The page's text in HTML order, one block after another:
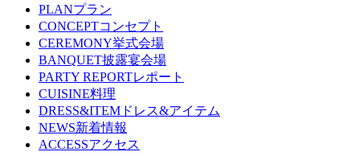
PLANプラン
CONCEPTコンセプト
CEREMONY挙式会場
BANQUET披露宴会場
PARTY REPORTレポート
CUISINE料理
DRESS&ITEM ドレス&アイテム
NEWS新着情報
ACCESSアクセス